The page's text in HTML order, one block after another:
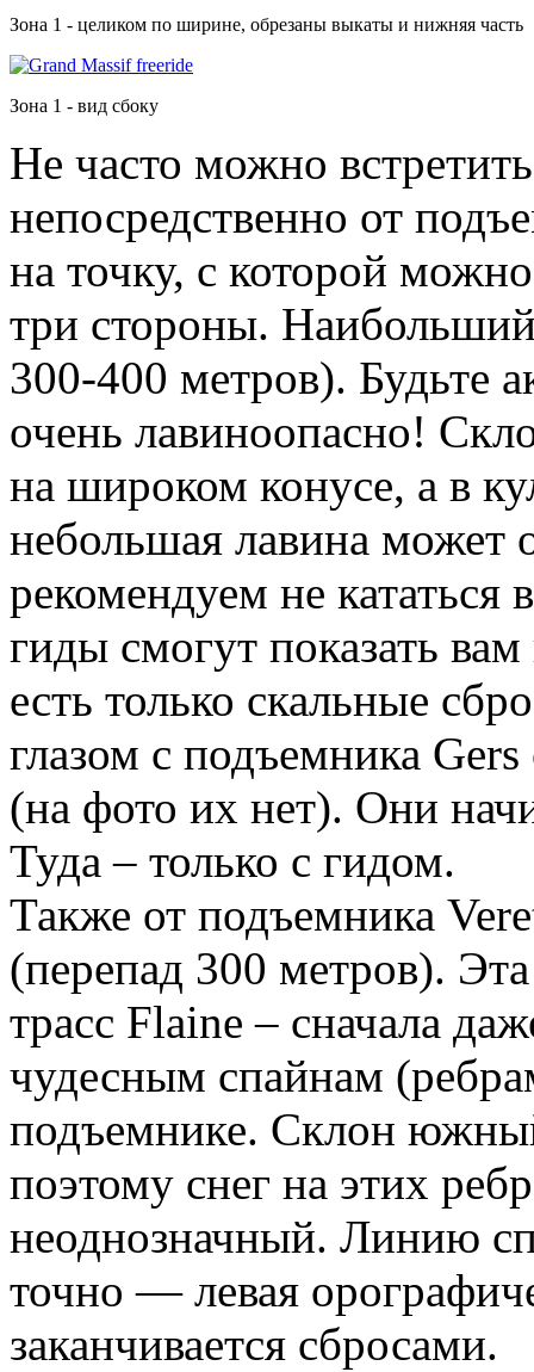
Зона 1 - целиком по ширине, обрезаны выкаты и нижняя часть
Зона 1 - вид сбоку
Не часто можно
непосредственно от
на точку, с которой
три стороны.
300-400 метров). Будьте
очень лавиноопасно!
на широком конусе, а в
небольшая лавина может
рекомендуем не кататься
гиды смогут показать
есть только скальные
глазом с подъемника
(на фото их нет). Они
Туда – только с гидом.
Также от подъемника
(перепад 300 метров).
трасс Flaine – сначала
чудесным спайнам
подъемнике. Склон
поэтому снег на этих
неоднозначный. Линию
точно — левая
заканчивается сбросами.